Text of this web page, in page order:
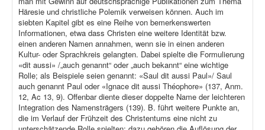
Häresie und christliche Polemik verweisen können. Auch im
siebten Kapitel gibt es eine Reihe von bemerkenswerten
Informationen, etwa dass Christen eine weitere Identität bzw.
einen anderen Namen annahmen, wenn sie in einen anderen
Kultur- oder Sprachkreis gelangten. Dabei spielte die Formulierung
«dit aussi» /„auch genannt“ oder „auch bekannt“ eine wichtige
Rolle; als Beispiele seien genannt: «Saul dit aussi Paul»/ Saul
auch genannt Paul oder «Ignace dit aussi Théophore» (137, Anm.
12, Ac 13, 9). Offenbar diente dieser doppelte Name der leichteren
Integration des Namensträgers (139). B. führt weitere Punkte an,
die im Verlauf der Frühzeit des Christentums eine nicht zu